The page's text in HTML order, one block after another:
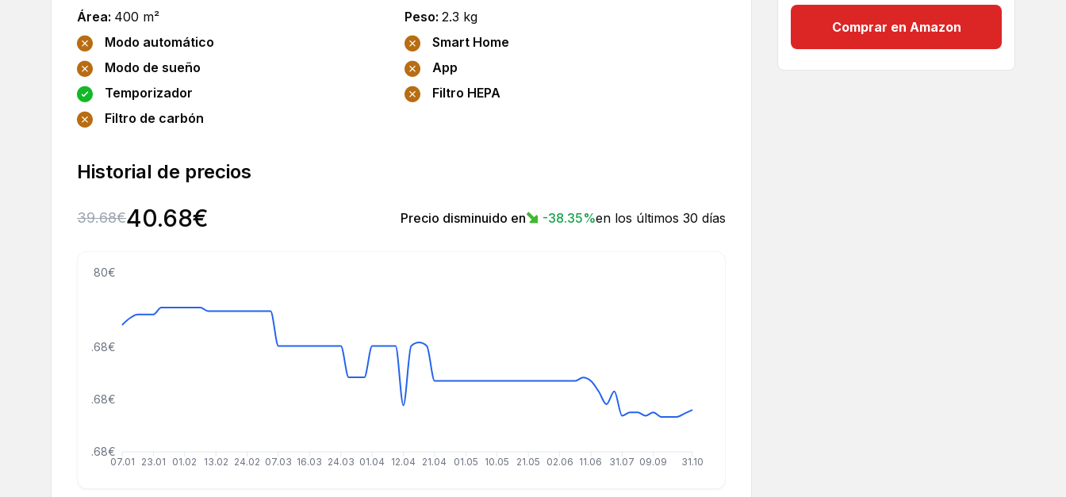
Área: 400 m² Peso: 2.3 kg
Modo automático
Smart Home
Modo de sueño
App
Temporizador
Filtro HEPA
Filtro de carbón
Historial de precios
39.68€40.68€ Precio disminuido en -38.35%en los últimos 30 días
07.01 23.01 01.02 13.02 24.02 07.03 16.03 24.03 01.04 12.04 21.04 01.05 10.05 21.05 02.06 11.06 31.07 09.09 31.10
28.68€
43.68€
58.68€
80€
Comprar en Amazon